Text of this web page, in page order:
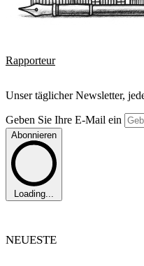
Rapporteur
Unser täglicher Newsletter,
Geben Sie Ihre E-Mail ein
Abonnieren
Loading...
NEUESTE